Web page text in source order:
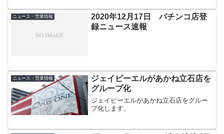
ニュース・営業情報
2020年12月17日 パチンコ店登
録ニュース速報
ニュース・営業情報
ジェイピーエルがあかね立石店を
グループ化
ジェイピーエルがあかね立石店をグルー
プ化します。